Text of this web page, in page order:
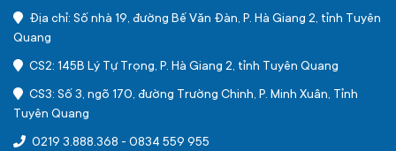
Địa chỉ: Số nhà 19, đường Bế Văn Đàn, P. Hà Giang 2, tỉnh Tuyên
Quang
CS2: 145B Lý Tự Trọng, P. Hà Giang 2, tỉnh Tuyên Quang
CS3: Số 3, ngõ 170, đường Trường Chinh, P. Minh Xuân, Tỉnh
Tuyên Quang
0219 3.888.368 - 0834 559 955